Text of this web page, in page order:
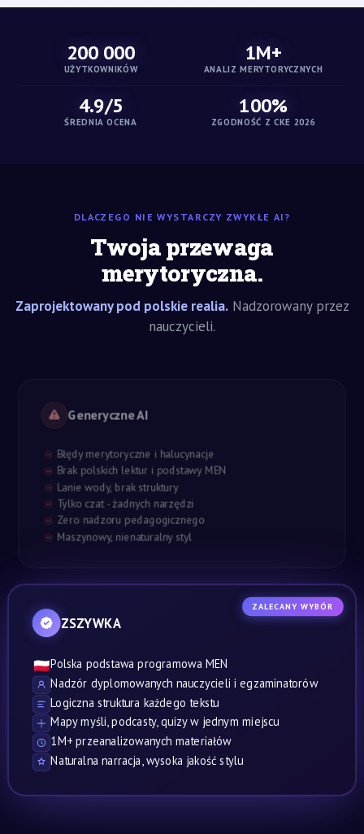
200 000
UŻYTKOWNIKÓW
1M+
ANALIZ MERYTORYCZNYCH
4.9/5
ŚREDNIA OCENA
100%
ZGODNOŚĆ Z CKE 2026
DLACZEGO NIE WYSTARCZY ZWYKŁE AI?
Twoja przewaga
merytoryczna.
Zaprojektowany pod polskie realia.Nadzorowany przez
nauczycieli.
Generyczne AI
Błędy merytoryczne i halucynacje
Brak polskich lektur i podstawy MEN
Lanie wody, brak struktury
Tylko czat - żadnych narzędzi
Zero nadzoru pedagogicznego
Maszynowy, nienaturalny styl
ZALECANY WYBÓR
ZSZYWKA
🇵🇱Polska podstawa programowa MEN
Nadzór dyplomowanych nauczycieli i egzaminatorów
Logiczna struktura każdego tekstu
Mapy myśli, podcasty, quizy w jednym miejscu
1M+ przeanalizowanych materiałów
Naturalna narracja, wysoka jakość stylu